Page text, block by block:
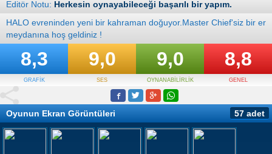
Editör Notu: Herkesin oynayabileceği başarılı bir yapım.
HALO evreninden yeni bir kahraman doğuyor.Master Chief'siz bir er
meydanına hoş geldiniz !
8,3
GRAFİK
9,0
SES
9,0
OYNANABİLİRLİK
8,8
GENEL
Oyunun Ekran Görüntüleri 57 adet